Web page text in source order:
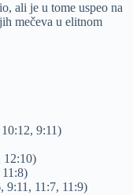
ali je u tome uspeo na
mečeva u elitnom
9:11)
12:10)
9:11, 11:7, 11:9)